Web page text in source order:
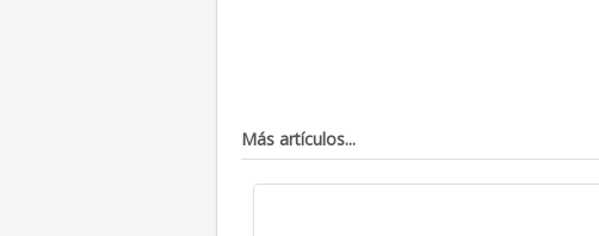
Más artículos...